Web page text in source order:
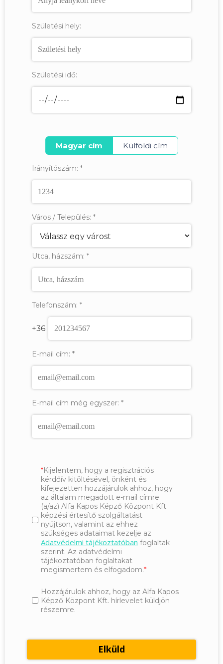
Születési hely:
Születési idő:
Magyar cím Külföldi cím
Irányítószám: *
Város / Település: *
Utca, házszám: *
Telefonszám: *
+36
E-mail cím: *
E-mail cím még egyszer: *
Kijelentem, hogy a regisztrációs
kérdőív kitöltésével, önként és
kifejezetten hozzájárulok ahhoz, hogy
az általam megadott e-mail címre
(a/az) Alfa Kapos Képző Központ Kft.
képzési értesítő szolgáltatást
nyújtson, valamint az ehhez
szükséges adataimat kezelje az
Adatvédelmi tájékoztatóban foglaltak
szerint. Az adatvédelmi
tájékoztatóban foglaltakat
megismertem és elfogadom.
Hozzájárulok ahhoz, hogy az Alfa Kapos
Képző Központ Kft. hírlevelet küldjön
részemre.